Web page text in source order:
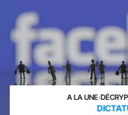
A LA UNE›